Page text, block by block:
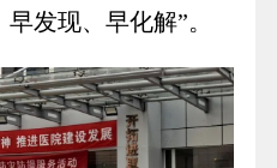
发现、早化解”。